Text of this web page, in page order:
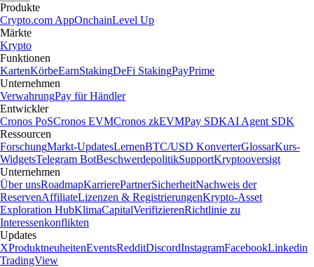
Produkte
Crypto.com AppOnchainLevel Up
Märkte
Krypto
Funktionen
KartenKörbeEarnStakingDeFi StakingPayPrime
Unternehmen
VerwahrungPay für Händler
Entwickler
Cronos PoSCronos EVMCronos zkEVMPay SDKAI Agent SDK
Ressourcen
ForschungMarkt-UpdatesLernenBTC/USD KonverterGlossarKurs-
WidgetsTelegram BotBeschwerdepolitikSupportKryptooversigt
Unternehmen
Über unsRoadmapKarrierePartnerSicherheitNachweis der
ReservenAffiliateLizenzen & RegistrierungenKrypto-Asset
Exploration HubKlimaCapitalVerifizierenRichtlinie zu
Interessenkonflikten
Updates
XProduktneuheitenEventsRedditDiscordInstagramFacebookLinkedin
TradingView